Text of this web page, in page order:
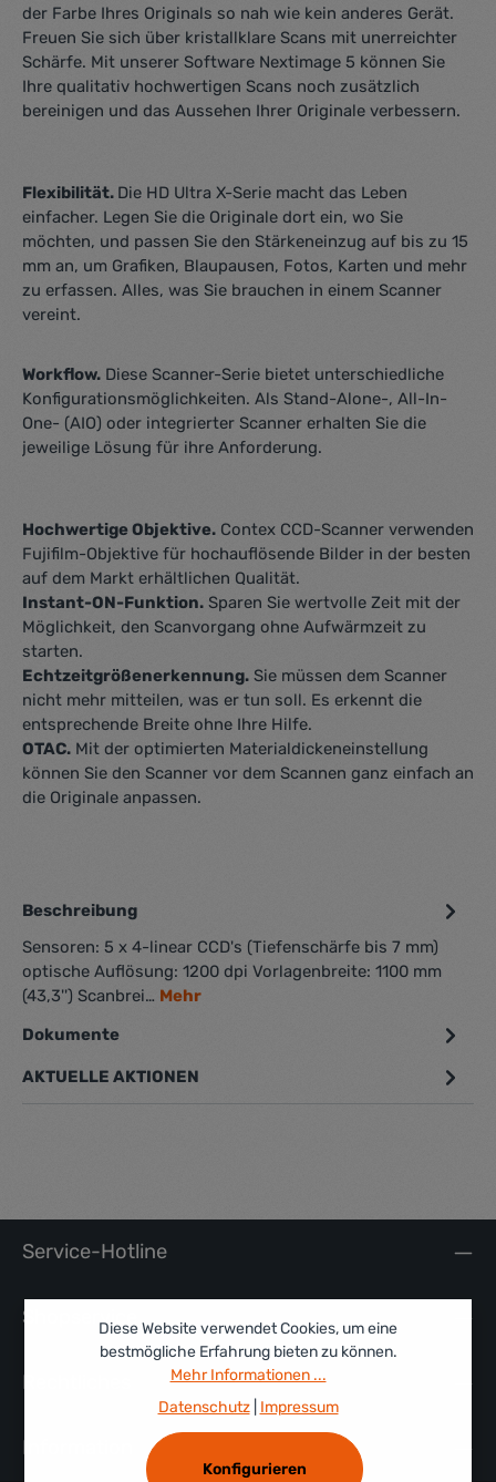
der Farbe Ihres Originals so nah wie kein anderes Gerät.
Freuen Sie sich über kristallklare Scans mit unerreichter
Schärfe. Mit unserer Software Nextimage 5 können Sie
Ihre qualitativ hochwertigen Scans noch zusätzlich
bereinigen und das Aussehen Ihrer Originale verbessern.
Flexibilität. Die HD Ultra X-Serie macht das Leben
einfacher. Legen Sie die Originale dort ein, wo Sie
möchten, und passen Sie den Stärkeneinzug auf bis zu 15
mm an, um Grafiken, Blaupausen, Fotos, Karten und mehr
zu erfassen. Alles, was Sie brauchen in einem Scanner
vereint.
Workflow. Diese Scanner-Serie bietet unterschiedliche
Konfigurationsmöglichkeiten. Als Stand-Alone-, All-In-
One- (AIO) oder integrierter Scanner erhalten Sie die
jeweilige Lösung für ihre Anforderung.
Hochwertige Objektive. Contex CCD-Scanner verwenden
Fujifilm-Objektive für hochauflösende Bilder in der besten
auf dem Markt erhältlichen Qualität.
Instant-ON-Funktion. Sparen Sie wertvolle Zeit mit der
Möglichkeit, den Scanvorgang ohne Aufwärmzeit zu
starten.
Echtzeitgrößenerkennung. Sie müssen dem Scanner
nicht mehr mitteilen, was er tun soll. Es erkennt die
entsprechende Breite ohne Ihre Hilfe.
OTAC. Mit der optimierten Materialdickeneinstellung
können Sie den Scanner vor dem Scannen ganz einfach an
die Originale anpassen.
Beschreibung
Sensoren: 5 x 4-linear CCD's (Tiefenschärfe bis 7 mm)
optische Auflösung: 1200 dpi Vorlagenbreite: 1100 mm
(43,3'') Scanbrei… Mehr
Dokumente
AKTUELLE AKTIONEN
Service-Hotline
Shopservice
Rechtliches
Information
Diese Website verwendet Cookies, um eine
bestmögliche Erfahrung bieten zu können.
Mehr Informationen ...
Datenschutz| Impressum
Konfigurieren